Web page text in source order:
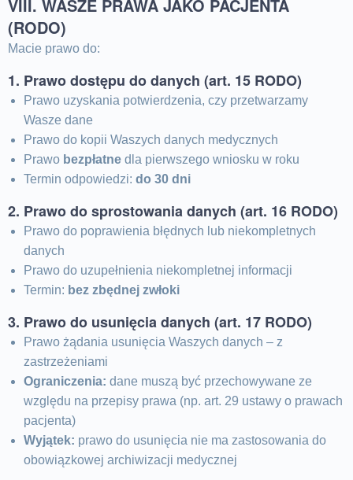
VIII. WASZE PRAWA JAKO PACJENTA
(RODO)
Macie prawo do:
1. Prawo dostępu do danych (art. 15 RODO)
Prawo uzyskania potwierdzenia, czy przetwarzamy
Wasze dane
Prawo do kopii Waszych danych medycznych
Prawo bezpłatne dla pierwszego wniosku w roku
Termin odpowiedzi: do 30 dni
2. Prawo do sprostowania danych (art. 16 RODO)
Prawo do poprawienia błędnych lub niekompletnych
danych
Prawo do uzupełnienia niekompletnej informacji
Termin: bez zbędnej zwłoki
3. Prawo do usunięcia danych (art. 17 RODO)
Prawo żądania usunięcia Waszych danych – z
zastrzeżeniami
Ograniczenia: dane muszą być przechowywane ze
względu na przepisy prawa (np. art. 29 ustawy o prawach
pacjenta)
Wyjątek: prawo do usunięcia nie ma zastosowania do
obowiązkowej archiwizacji medycznej